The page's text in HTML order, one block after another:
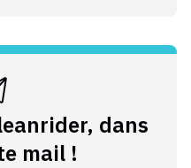
dans
mail !